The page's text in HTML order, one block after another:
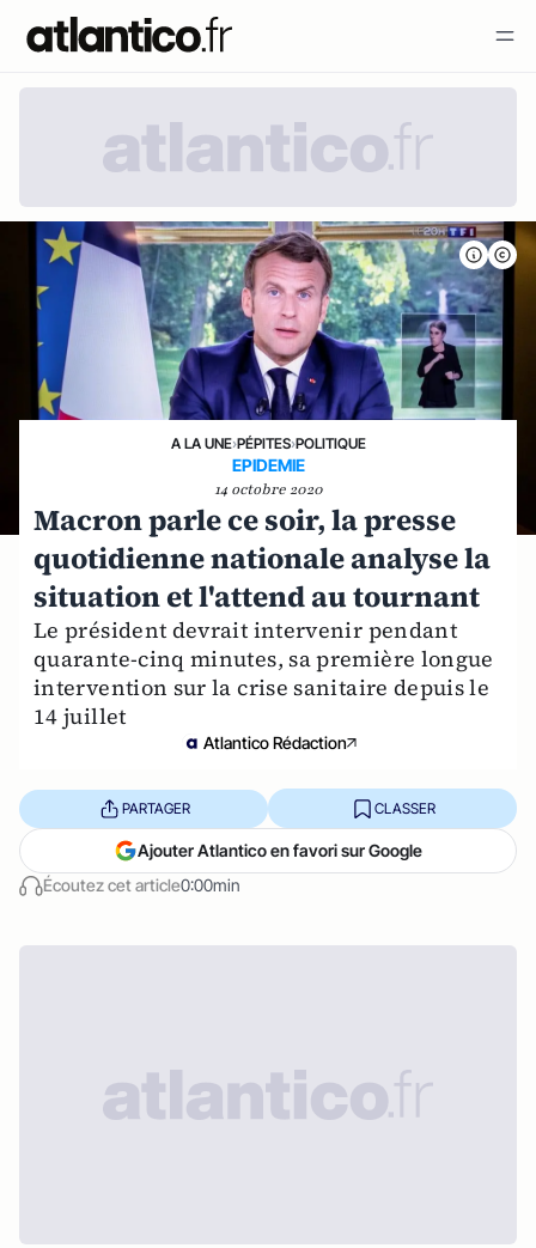
A LA UNE›PÉPITES›POLITIQUE
EPIDEMIE
14 octobre 2020
Macron parle ce soir, la presse
quotidienne nationale analyse la
situation et l'attend au tournant
Le président devrait intervenir pendant
quarante-cinq minutes, sa première longue
intervention sur la crise sanitaire depuis le
14 juillet
Atlantico Rédaction
Écoutez cet article0:00min
PARTAGER CLASSER
Ajouter Atlantico en favori sur Google